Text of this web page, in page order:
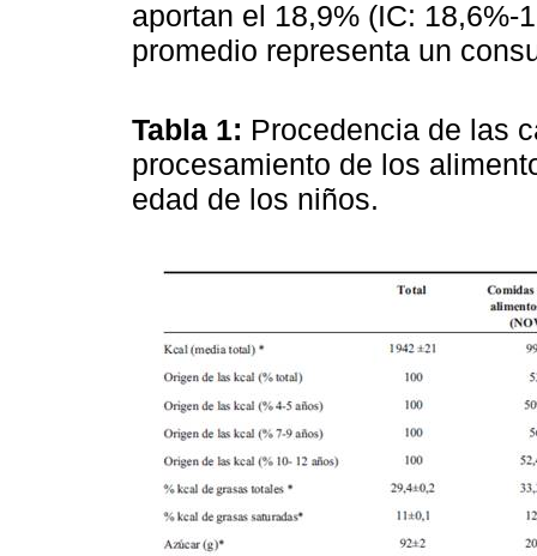
aportan el 18,9% (IC:
promedio representa un
Tabla 1: Procedencia de las
procesamiento de los
edad de los niños.